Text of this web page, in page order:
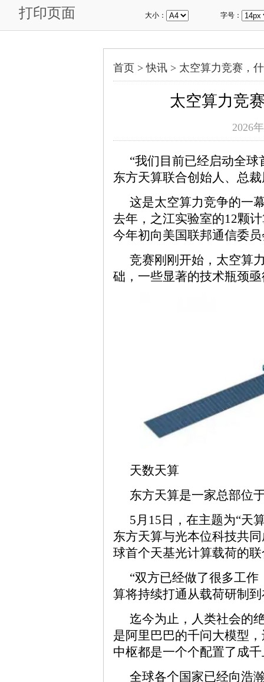
打印页面 大小： 字号：
首页 >快讯 > 太空算力竞赛，
太空算力竞
2026
“我们目前已经启动全
东方天算联合创始人、总
这是太空算力竞争的一
去年，之江实验室的12颗
今年初向美国联邦通信委
竞赛刚刚开始，太空算
础，一些显著的技术瓶颈
天数天算
东方天算是一家总部位
5月15日，在主题为“天
东方天算与光本位科技共
球首个天基光计算载荷的
“双方已经做了很多工
算将持续打通从载荷研制
迄今为止，人类社会的
是阿里巴巴的千问大模型
中枢都是一个个配置了成
全球各个国家已经向浩